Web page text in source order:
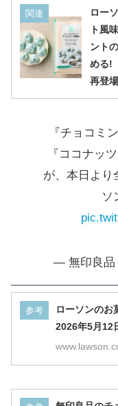
関連
ロー
ト風
ント
める!
再登場
『チョコミ
『ココナッ
が、本日より
ソ
— 無印良品
参考
ローソンのお
2026年5月12